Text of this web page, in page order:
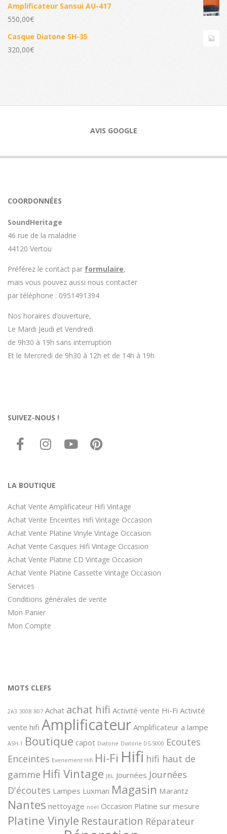
Amplificateur Sansui AU-417
550,00€
Casque Diatone SH-35
320,00€
AVIS GOOGLE
COORDONNÉES
SoundHeritage
46 rue de la maladrie
44120 Vertou
Préférez le contact par formulaire,
mais vous pouvez aussi nous contacter
par téléphone : 0951491394
Nos horaires d’ouverture,
Le Mardi Jeudi et Vendredi
de 9h30 à 19h sans interruption
Et le Mercredi de 9h30 à 12h et de 14h à 19h
SUIVEZ-NOUS !
LA BOUTIQUE
Achat Vente Amplificateur Hifi Vintage
Achat Vente Enceintes Hifi Vintage Occasion
Achat Vente Platine Vinyle Vintage Occasion
Achat Vente Casques Hifi Vintage Occasion
Achat Vente Platine CD Vintage Occasion
Achat Vente Platine Cassette Vintage Occasion
Services
Conditions générales de vente
Mon Panier
Mon Compte
MOTS CLEFS
2A3 300B 807 Achat achat hifi Activité vente Hi-Fi Activité
vente hifi Amplificateur Amplificateur a lampe
ASH-1 Boutique capot Diatone Diatone DS-5000 Ecoutes
Enceintes Evenement Hifi Hi-Fi Hifi hifi haut de
gamme Hifi Vintage JBL Journées Journées
D'écoutes Lampes Luxman Magasin Marantz
Nantes nettoyage noël Occasion Platine sur mesure
Platine Vinyle Restauration Réparateur